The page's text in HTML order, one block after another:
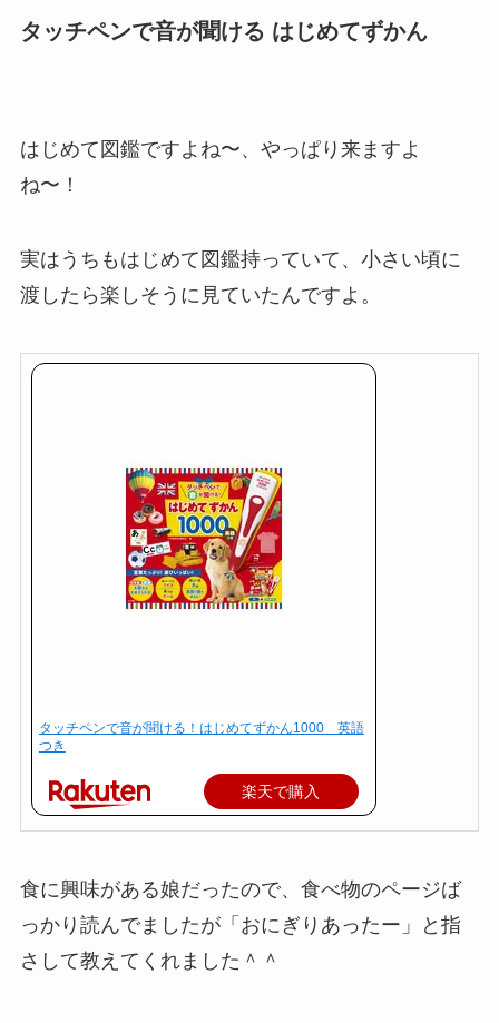
タッチペンで音が聞ける はじめてずかん
はじめて図鑑ですよね〜、やっぱり来ますよ
ね〜！
実はうちもはじめて図鑑持っていて、小さい頃に
渡したら楽しそうに見ていたんですよ。
タッチペンで音が聞ける！はじめてずかん1000 英語
つき
楽天で購入
食に興味がある娘だったので、食べ物のページば
っかり読んでましたが「おにぎりあったー」と指
さして教えてくれました＾＾